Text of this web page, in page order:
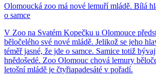
Olomoucká zoo má nové lemuří mládě. Bílá
o samce
V Zoo na Svatém Kopečku u Olomouce
běločelého své nové mládě. Jelikož se jeho
téměř jasné, že jde o samce. Samice totiž
hnědošedé. Zoo Olomouc chová lemury
letošní mládě je čtyřiapadesáté v pořadí.